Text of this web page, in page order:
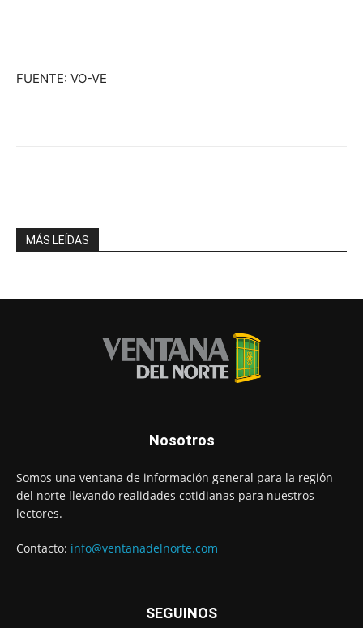
FUENTE: VO-VE
MÁS LEÍDAS
Nosotros
Somos una ventana de información general para la región
del norte llevando realidades cotidianas para nuestros
lectores.
Contacto: info@ventanadelnorte.com
SEGUINOS